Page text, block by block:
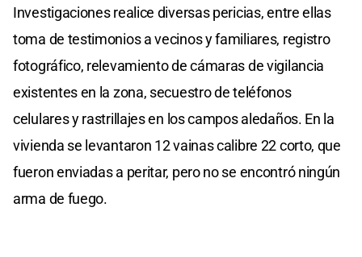
Investigaciones realice diversas pericias, entre ellas
toma de testimonios a vecinos y familiares, registro
fotográfico, relevamiento de cámaras de vigilancia
existentes en la zona, secuestro de teléfonos
celulares y rastrillajes en los campos aledaños. En la
vivienda se levantaron 12 vainas calibre 22 corto, que
fueron enviadas a peritar, pero no se encontró ningún
arma de fuego.